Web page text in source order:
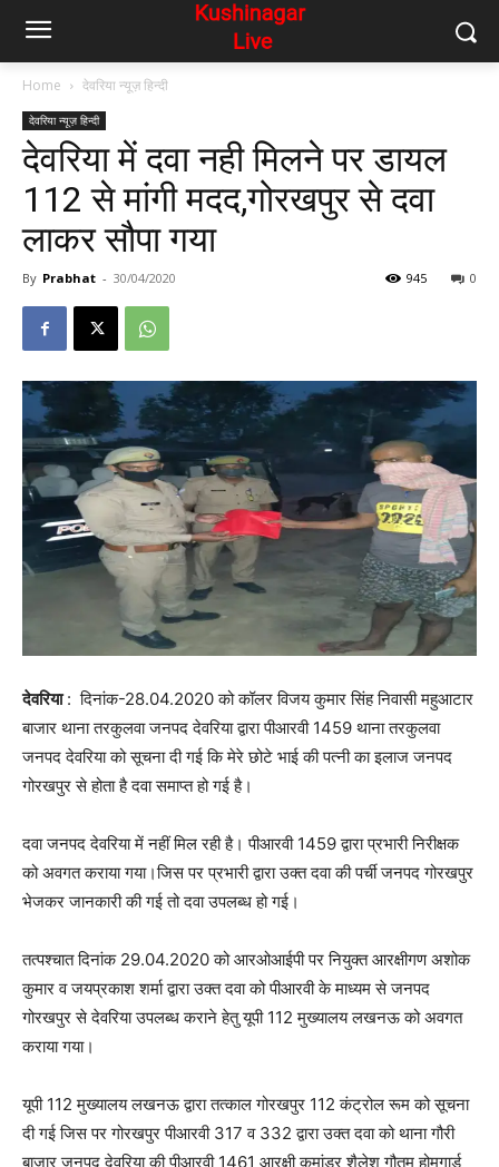
Home देवरिया न्यूज़ हिन्दी
देवरिया न्यूज़ हिन्दी
देवरिया में दवा नही मिलने पर डायल
112 से मांगी मदद,गोरखपुर से दवा
लाकर सौपा गया
By Prabhat - 30/04/2020 0
945
देवरिया: दिनांक-28.04.2020 को कॉलर विजय कुमार सिंह निवासी महुआटार
बाजार थाना तरकुलवा जनपद देवरिया द्वारा पीआरवी 1459 थाना तरकुलवा
जनपद देवरिया को सूचना दी गई कि मेरे छोटे भाई की पत्नी का इलाज जनपद
गोरखपुर से होता है दवा समाप्त हो गई है।
दवा जनपद देवरिया में नहीं मिल रही है। पीआरवी 1459 द्वारा प्रभारी निरीक्षक
को अवगत कराया गया।जिस पर प्रभारी द्वारा उक्त दवा की पर्ची जनपद गोरखपुर
भेजकर जानकारी की गई तो दवा उपलब्ध हो गई।
तत्पश्चात दिनांक 29.04.2020 को आरओआईपी पर नियुक्त आरक्षीगण अशोक
कुमार व जयप्रकाश शर्मा द्वारा उक्त दवा को पीआरवी के माध्यम से जनपद
गोरखपुर से देवरिया उपलब्ध कराने हेतु यूपी 112 मुख्यालय लखनऊ को अवगत
कराया गया।
यूपी 112 मुख्यालय लखनऊ द्वारा तत्काल गोरखपुर 112 कंट्रोल रूम को सूचना
दी गई जिस पर गोरखपुर पीआरवी 317 व 332 द्वारा उक्त दवा को थाना गौरी
बाजार जनपद देवरिया की पीआरवी 1461 आरक्षी कमांडर शैलेश गौतम होमगार्ड